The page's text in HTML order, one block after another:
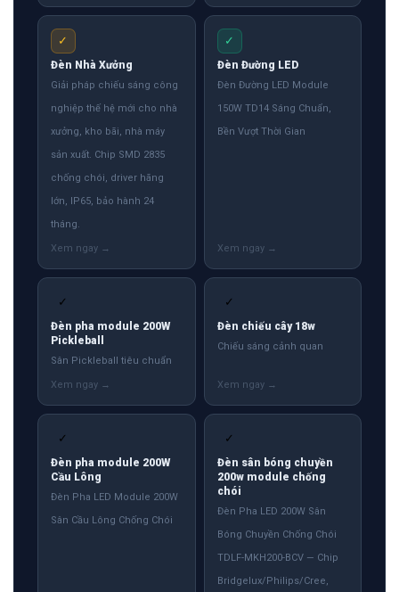
✓
Đèn Nhà Xưởng
Giải pháp chiếu sáng công
nghiệp thế hệ mới cho nhà
xưởng, kho bãi, nhà máy
sản xuất. Chip SMD 2835
chống chói, driver hãng
lớn, IP65, bảo hành 24
tháng.
✓
Đèn Đường LED
Đèn Đường LED Module
150W TD14 Sáng Chuẩn,
Bền Vượt Thời Gian
✓
Đèn pha module 200W
Pickleball
Sân Pickleball tiêu chuẩn
✓
Đèn chiếu cây 18w
Chiếu sáng cảnh quan
✓
Đèn pha module 200W
Cầu Lông
Đèn Pha LED Module 200W
Sân Cầu Lông Chống Chói
✓
Đèn sân bóng chuyền
200w module chống
chói
Đèn Pha LED 200W Sân
Bóng Chuyền Chống Chói
TDLF-MKH200-BCV — Chip
Bridgelux/Philips/Cree,